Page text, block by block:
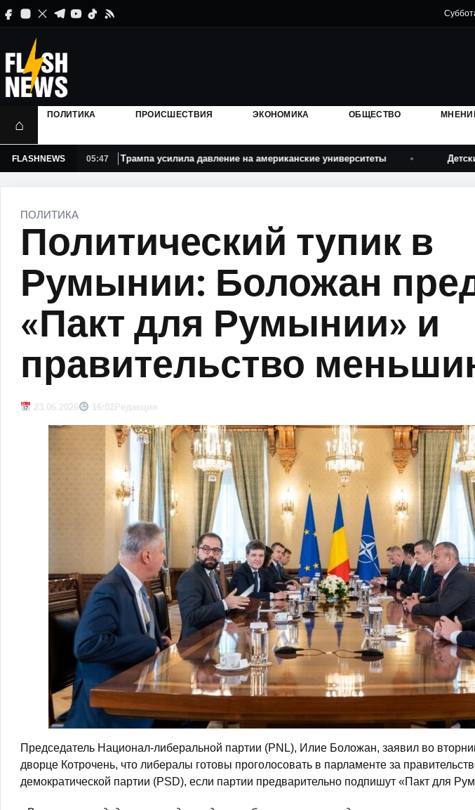
⌂
ПОЛИТИКА ПРОИСШЕСТВИЯ ЭКОНОМИКА ОБЩЕСТВО
FLASHNEWS 05:47
Трампа усилила давление на американские университеты Детские GPS-
ПОЛИТИКА
Политический тупик в
Румынии: Боложан
«Пакт для Румынии» и
правительство
23.06.2026 16:02 Редакция
Председатель Национал-либеральной партии (PNL), Илие Боложан, заявил во
дворце Котрочень, что либералы готовы проголосовать в парламенте за
демократической партии (PSD), если партии предварительно подпишут «Пакт для